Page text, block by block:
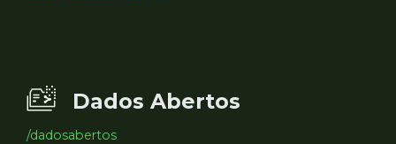
Dados Abertos
/dadosabertos